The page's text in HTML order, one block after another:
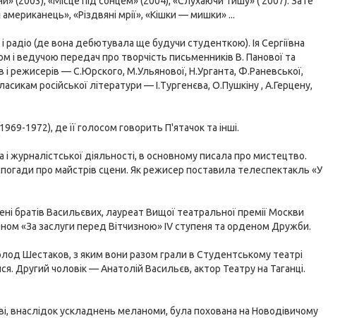
«Різдвяні мрії», «Кішки — мишки» ...
(де вона дебютувала ще будучи студенткою). Ія Сергіївна
і ведучою передач про творчість письменників В. Панової та
і режисерів — С.Юрского, М.Ульянової, Н.Урганта, Ф.Раневської,
російської літератури — І.Тургенєва, О.Пушкіну , А.Герцену,
1972), де її голосом говорить П'ятачок та інші.
і журналістської діяльності, в основному писала про мистецтво.
про майстрів сцени. Як режисер поставила телеспектакль «У
братів Васильєвих, лауреат Вищої театральної премії Москви
«За заслуги перед Вітчизною» IV ступеня та орденом Дружби.
Шестаков, з яким вони разом грали в Студентському театрі
Другий чоловік — Анатолій Васильєв, актор Театру на Таганці.
внаслідок ускладнень меланоми, була похована на Новодівичому